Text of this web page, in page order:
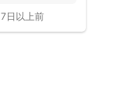
7日以上前